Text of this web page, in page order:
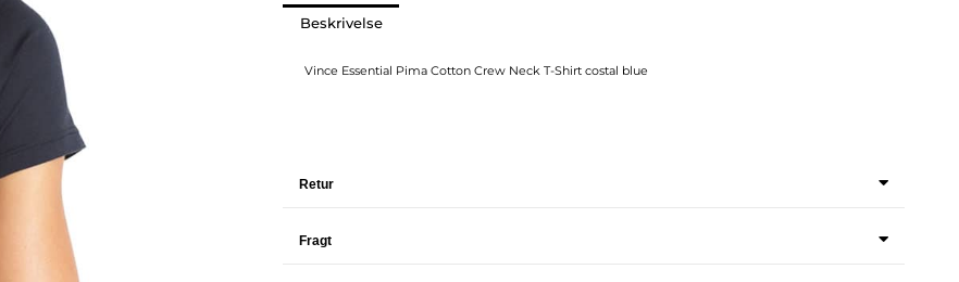
Beskrivelse
Vince Essential Pima Cotton Crew Neck T-Shirt costal blue
Retur
Fragt